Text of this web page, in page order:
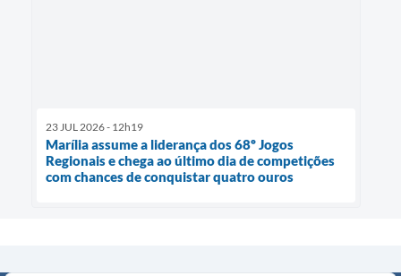
23 JUL 2026 - 12h19
Marília assume a liderança dos 68º Jogos
Regionais e chega ao último dia de competições
com chances de conquistar quatro ouros